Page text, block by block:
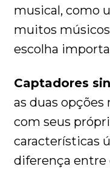
musical, como
muitos
escolha
Captadores
as duas opções
com seus
características
diferença entre